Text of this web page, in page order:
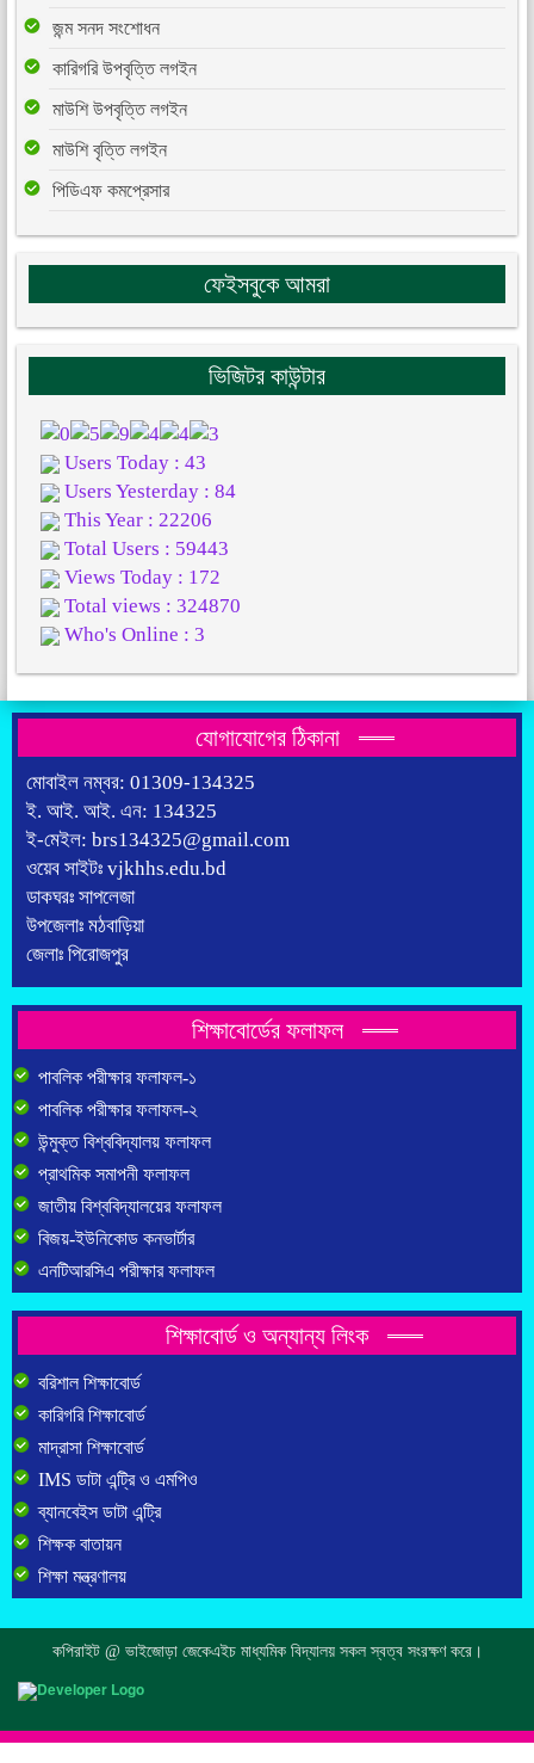
জন্ম সনদ সংশোধন
কারিগরি উপবৃত্তি লগইন
মাউশি উপবৃত্তি লগইন
মাউশি বৃত্তি লগইন
পিডিএফ কমপ্রেসার
ফেইসবুকে আমরা
ভিজিটর কাউন্টার
Users Today : 43
Users Yesterday : 84
This Year : 22206
Total Users : 59443
Views Today : 172
Total views : 324870
Who's Online : 3
যোগাযোগের ঠিকানা
মোবাইল নম্বর: 01309-134325
ই. আই. আই. এন: 134325
ই-মেইল: brs134325@gmail.com
ওয়েব সাইটঃ vjkhhs.edu.bd
ডাকঘরঃ সাপলেজা
উপজেলাঃ মঠবাড়িয়া
জেলাঃ পিরোজপুর
শিক্ষাবোর্ডের ফলাফল
পাবলিক পরীক্ষার ফলাফল-১
পাবলিক পরীক্ষার ফলাফল-২
উন্মুক্ত বিশ্ববিদ্যালয় ফলাফল
প্রাথমিক সমাপনী ফলাফল
জাতীয় বিশ্ববিদ্যালয়ের ফলাফল
বিজয়-ইউনিকোড কনভার্টার
এনটিআরসিএ পরীক্ষার ফলাফল
শিক্ষাবোর্ড ও অন্যান্য লিংক
বরিশাল শিক্ষাবোর্ড
কারিগরি শিক্ষাবোর্ড
মাদ্রাসা শিক্ষাবোর্ড
IMS ডাটা এন্ট্রি ও এমপিও
ব্যানবেইস ডাটা এন্ট্রি
শিক্ষক বাতায়ন
শিক্ষা মন্ত্রণালয়
কপিরাইট @ ভাইজোড়া জেকেএইচ মাধ্যমিক বিদ্যালয় সকল স্বত্ব সংরক্ষণ করে।